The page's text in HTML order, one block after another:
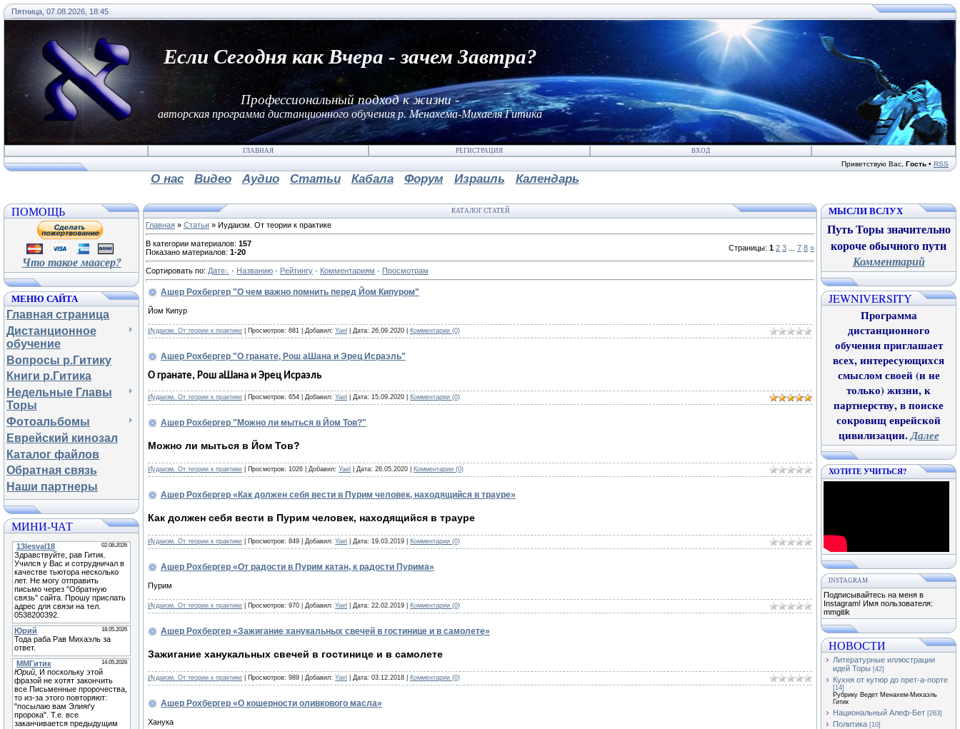
Пятница, 07.08.2026, 18:45
Если Сегодня как Вчера - зачем Завтра?
Профессиональный подход к жизни -
авторская программа дистанционного обучения р. Менахема-Михаеля Гитика
ГЛАВНАЯ РЕГИСТРАЦИЯ ВХОД
Приветствую Вас Гость • RSS
О нас Видео Аудио Статьи Кабала Форум Израиль Календарь
ПОМОЩЬ
Что такое маасер?
МЕНЮ САЙТА
Главная страница
Дистанционное
обучение
Вопросы р.Гитику
Книги р.Гитика
Недельные Главы
Торы
Фотоальбомы
Еврейский кинозал
Каталог файлов
Обратная связь
Наши партнеры
МИНИ-ЧАТ
КАТАЛОГ СТАТЕЙ
Главная » Статьи » Иудаизм. От теории к практике
В категории материалов: 157
Показано материалов: 1-20 Страницы: 1 2 3 7 8 »
Сортировать по: Дате · Названию · Рейтингу · Комментариям · Просмотрам
Ашер Рохбергер "О чем важно помнить перед Йом Кипуром"
Йом Кипур
Иудаизм. От теории к практике | Просмотров: 681 | Добавил: Yael | Дата: 26.09.2020 Комментарии (0)
Ашер Рохбергер "О гранате, Рош аШана и Эрец Исраэль"
О гранате, Рош аШана и Эрец Исраэль
Иудаизм. От теории к практике | Просмотров: 654 | Добавил: Yael | Дата: 15.09.2020 Комментарии (0)
Ашер Рохбергер "Можно ли мыться в Йом Тов?"
Можно ли мыться в Йом Тов?
Иудаизм. От теории к практике | Просмотров: 1026 | Добавил: Yael | Дата: 26.05.2020 Комментарии (0)
Ашер Рохбергер «Как должен себя вести в Пурим человек, находящийся в трауре»
Как должен себя вести в Пурим человек, находящийся в трауре
Иудаизм. От теории к практике | Просмотров: 849 | Добавил: Yael | Дата: 19.03.2019 Комментарии (0)
Ашер Рохбергер «От радости в Пурим катан, к радости Пурима»
Пурим
Иудаизм. От теории к практике | Просмотров: 970 | Добавил: Yael | Дата: 22.02.2019 Комментарии (0)
Ашер Рохбергер «Зажигание ханукальных свечей в гостинице и в самолете»
Зажигание ханукальных свечей в гостинице и в самолете
Иудаизм. От теории к практике | Просмотров: 989 | Добавил: Yael | Дата: 03.12.2018 Комментарии (0)
Ашер Рохбергер «О кошерности оливкового масла»
Ханука
МЫСЛИ ВСЛУХ
Путь Торы значительно
короче обычного пути
Комментарий
JEWNIVERSITY
Программа
дистанционного
обучения приглашает
всех, интересующихся
смыслом своей (и не
только) жизни, к
партнерству, в поиске
сокровищ еврейской
цивилизации.Далее
ХОТИТЕ УЧИТЬСЯ?
INSTAGRAM
Подписывайтесь на меня в
Instagram! Имя пользователя:
mmgitik
НОВОСТИ
Литературные иллюстрации
идей Торы [42]
Кухня от кутюр до прет-а-порте
[14]
Рубрику Ведет Менахем-Михаэль
Гитик
Национальный Алеф-Бет [263]
Политика [10]